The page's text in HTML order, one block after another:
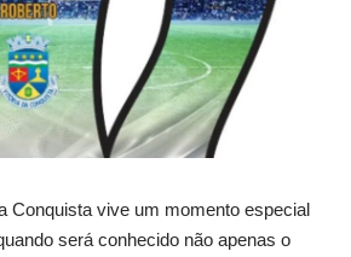
Conquista vive um momento especial
será conhecido não apenas o